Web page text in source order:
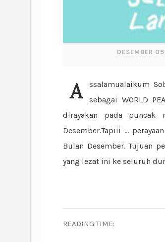
DESEMBER
Assalamualaikum Sobat. Adakah yang tahu kalo tanggal 5 Desember 2020 diperingati
sebagai WORLD
dirayakan pada
Desember.Tapiii ...
Bulan Desember. Tujuan
yang lezat ini ke seluruh
READING TIME: